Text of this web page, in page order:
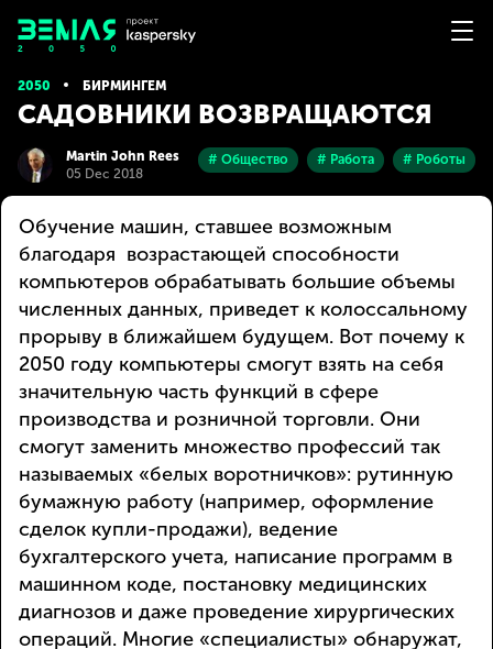
2050 БИРМИНГЕМ
САДОВНИКИ ВОЗВРАЩАЮТСЯ
Martin John Rees
05 Dec 2018
# Общество # Работа # Роботы
Обучение машин, ставшее возможным
благодаря возрастающей способности
компьютеров обрабатывать большие объемы
численных данных, приведет к колоссальному
прорыву в ближайшем будущем. Вот почему к
2050 году компьютеры смогут взять на себя
значительную часть функций в сфере
производства и розничной торговли. Они
смогут заменить множество профессий так
называемых «белых воротничков»: рутинную
бумажную работу (например, оформление
сделок купли-продажи), ведение
бухгалтерского учета, написание программ в
машинном коде, постановку медицинских
диагнозов и даже проведение хирургических
операций. Многие «специалисты» обнаружат,